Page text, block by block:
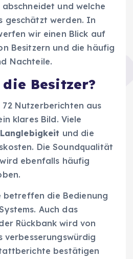
und welche
geschätzt werden. In
wir einen Blick auf
Besitzern und die häufig
Nachteile.
Besitzer?
Nutzerberichten aus
klares Bild. Viele
Langlebigkeit und die
Die Soundqualität
ebenfalls häufig
betreffen die Bedienung
Auch das
Rückbank wird von
verbesserungswürdig
bestätigen